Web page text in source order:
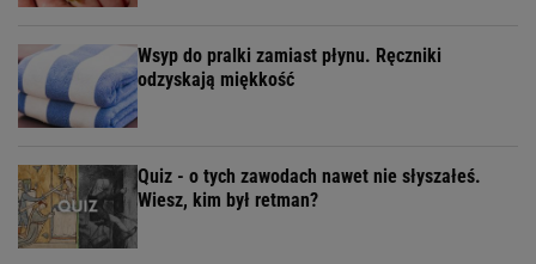
Wsyp do pralki zamiast płynu. Ręczniki
odzyskają miękkość
Quiz - o tych zawodach nawet nie słyszałeś.
Wiesz, kim był retman?